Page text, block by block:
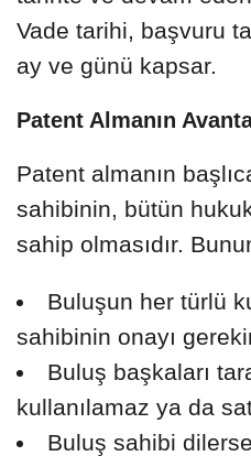
Vade tarihi, başvuru
ay ve günü kapsar.
Patent Almanın
Patent almanın
sahibinin, bütün
sahip olmasıdır.
Buluşun her türlü
sahibinin onayı
Buluş başkaları
kullanılamaz ya da
Buluş sahibi